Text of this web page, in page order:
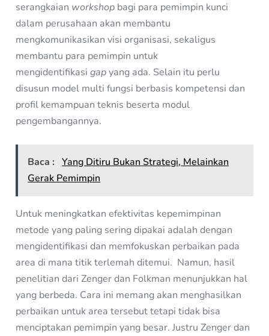
serangkaian workshop bagi para pemimpin kunci
dalam perusahaan akan membantu
mengkomunikasikan visi organisasi, sekaligus
membantu para pemimpin untuk
mengidentifikasigapyang ada. Selain itu perlu
disusun model multi fungsi berbasis kompetensi dan
profil kemampuan teknis beserta modul
pengembangannya.
Baca : Yang Ditiru Bukan Strategi, Melainkan
Gerak Pemimpin
Untuk meningkatkan efektivitas kepemimpinan
metode yang paling sering dipakai adalah dengan
mengidentifikasi dan memfokuskan perbaikan pada
area di mana titik terlemah ditemui. Namun, hasil
penelitian dari Zenger dan Folkman menunjukkan hal
yang berbeda. Cara ini memang akan menghasilkan
perbaikan untuk area tersebut tetapi tidak bisa
menciptakan pemimpin yang besar. Justru Zenger dan